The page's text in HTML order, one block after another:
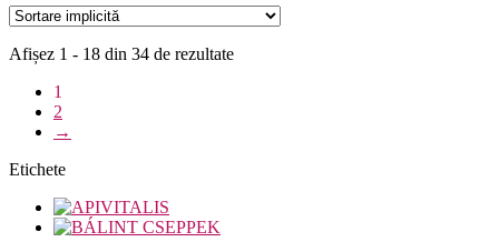
Afișez 1 - 18 din 34 de rezultate
1
2
→
Etichete